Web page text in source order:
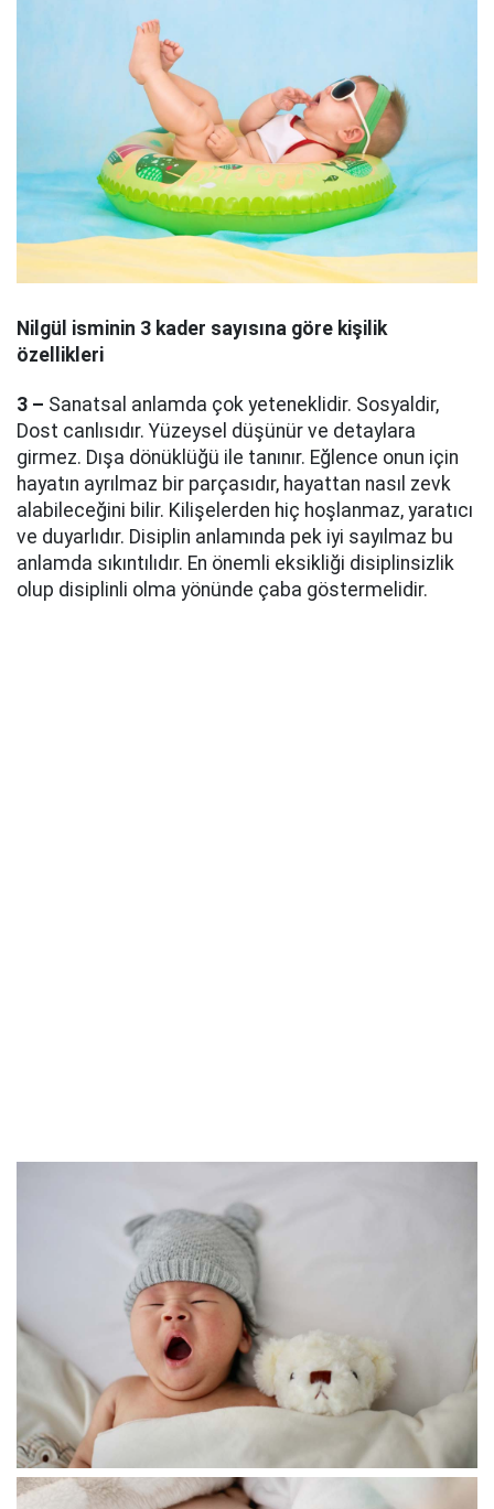
Nilgül isminin 3 kader sayısına göre kişilik
özellikleri
3 – Sanatsal anlamda çok yeteneklidir. Sosyaldir,
Dost canlısıdır. Yüzeysel düşünür ve detaylara
girmez. Dışa dönüklüğü ile tanınır. Eğlence onun için
hayatın ayrılmaz bir parçasıdır, hayattan nasıl zevk
alabileceğini bilir. Kilişelerden hiç hoşlanmaz, yaratıcı
ve duyarlıdır. Disiplin anlamında pek iyi sayılmaz bu
anlamda sıkıntılıdır. En önemli eksikliği disiplinsizlik
olup disiplinli olma yönünde çaba göstermelidir.